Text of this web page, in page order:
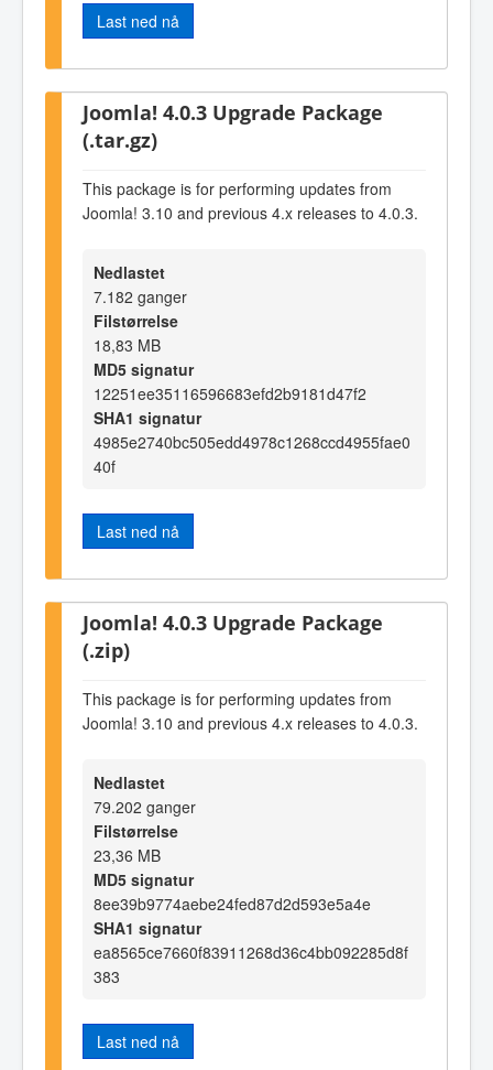
Last ned nå
Joomla! 4.0.3 Upgrade Package
(.tar.gz)
This package is for performing updates from
Joomla! 3.10 and previous 4.x releases to 4.0.3.
Nedlastet
7.182 ganger
Filstørrelse
18,83 MB
MD5 signatur
12251ee35116596683efd2b9181d47f2
SHA1 signatur
4985e2740bc505edd4978c1268ccd4955fae0
40f
Last ned nå
Joomla! 4.0.3 Upgrade Package
(.zip)
This package is for performing updates from
Joomla! 3.10 and previous 4.x releases to 4.0.3.
Nedlastet
79.202 ganger
Filstørrelse
23,36 MB
MD5 signatur
8ee39b9774aebe24fed87d2d593e5a4e
SHA1 signatur
ea8565ce7660f83911268d36c4bb092285d8f
383
Last ned nå